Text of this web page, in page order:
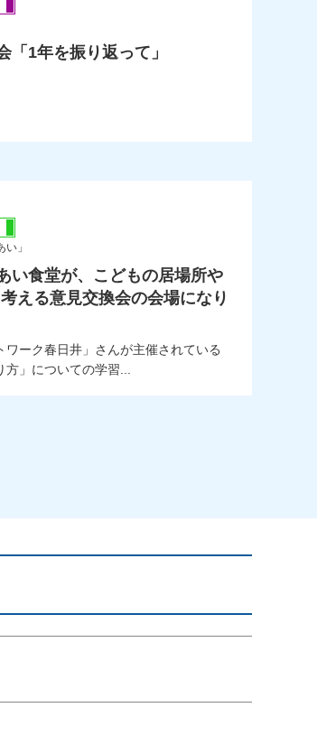
1年を振り返って」
」
い食堂が、こどもの居場所や
える意見交換会の会場になり
ワーク春日井」さんが主催されている
方」についての学習...